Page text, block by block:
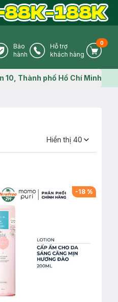
Warranty Icon
Bảo
hành
Phone Icon
Hỗ trợ
khách hàng
Cart
0
Map icon
10, Thành phố Hồ Chí Minh
Hiển thị 40
-18 %